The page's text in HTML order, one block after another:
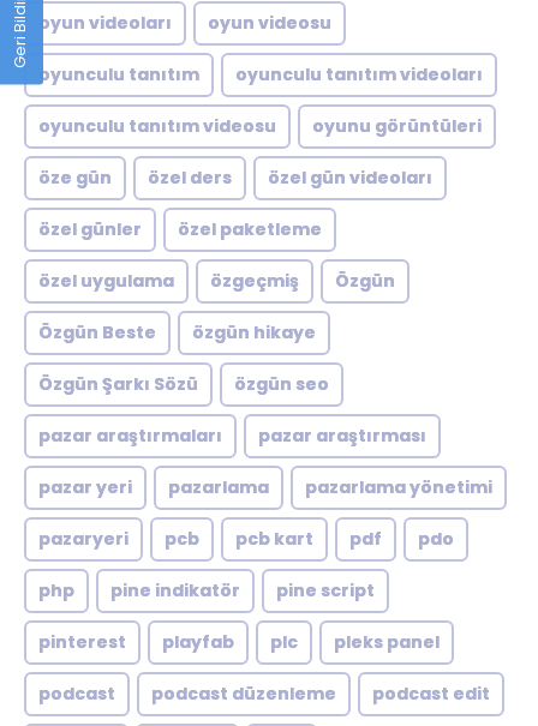
oyun videoları oyun videosu
oyunculu tanıtım oyunculu tanıtım videoları
oyunculu tanıtım videosu oyunu görüntüleri
öze gün özel ders özel gün videoları
özel günler özel paketleme
özel uygulama özgeçmiş Özgün
Özgün Beste özgün hikaye
Özgün Şarkı Sözü özgün seo
pazar araştırmaları pazar araştırması
pazar yeri pazarlama pazarlama yönetimi
pazaryeri pcb pcb kart pdf pdo
php pine indikatör pine script
pinterest playfab plc pleks panel
podcast podcast düzenleme podcast edit
Geri Bildirim